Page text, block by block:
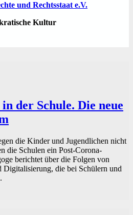
und Rechtsstaat e.V.
Kultur
der Schule. Die neue
die Kinder und Jugendlichen nicht
die Schulen ein Post-Corona-
berichtet über die Folgen von
die bei Schülern und